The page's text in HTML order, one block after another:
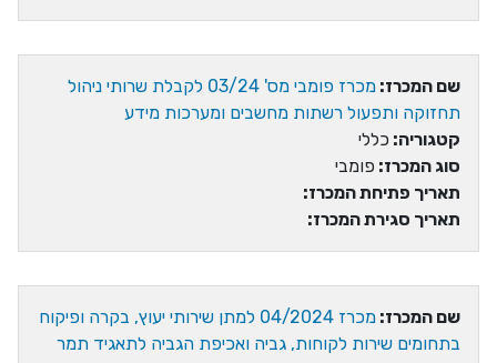
שם המכרז:
מכרז פומבי מס' 03/24 לקבלת שרותי ניהול
תחזוקה ותפעול רשתות מחשבים ומערכות מידע
קטגוריה: כללי
סוג המכרז: פומבי
תאריך פתיחת המכרז:
תאריך סגירת המכרז:
שם המכרז:
מכרז 04/2024 למתן שירותי יעוץ, בקרה ופיקוח
בתחומים שירות לקוחות, גביה ואכיפת הגביה לתאגיד תמר